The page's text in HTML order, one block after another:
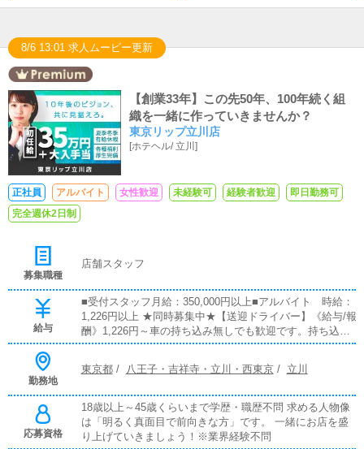
8/6 13:01 求人ムービー更新
【創業33年】この先50年、100年続く組
織を一緒に作っていきませんか？
東京リップ立川店
[ホテヘル/ 立川]
正社員 アルバイト 女性歓迎 未経験可 経験者歓迎
即日勤務可
完全週休2日制
募集職種
店舗スタッフ
給与
■受付スタッフ月給：350,000円以上■アルバイト 時給：
1,226円以上 ★同時募集中★【送迎ドライバー】《給与/報
酬》1,226円～車の持ち込み無しでも歓迎です。持ち込み
の場合は別途ガソリン代支給します。《仕事内容》女性送
上～50歳位まで要普通自動車免許運転が好きな方、清潔
で1日5時間～
勤務地
東京都/ 八王子・吉祥寺・立川・西東京/ 立川
応募資格
18歳以上～45歳くらいまで学歴・職歴不問 求める人物像
は「明るく真面目で前向きな方」です。 一緒にお店を盛
り上げていきましょう！※業界経験不問